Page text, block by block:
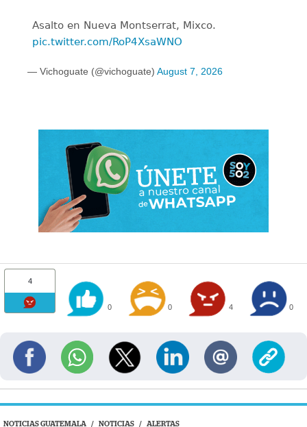
Asalto en Nueva Montserrat, Mixco.
pic.twitter.com/RoP4XsaWNO
— Vichoguate (@vichoguate) August 7, 2026
4
0 0 4 0
NOTICIAS GUATEMALA / NOTICIAS / ALERTAS